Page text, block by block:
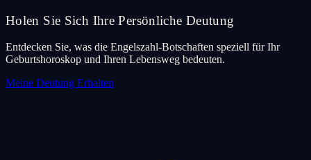
Holen Sie Sich Ihre Persönliche Deutung
Entdecken Sie, was die Engelszahl-Botschaften speziell für Ihr
Geburtshoroskop und Ihren Lebensweg bedeuten.
Meine Deutung Erhalten